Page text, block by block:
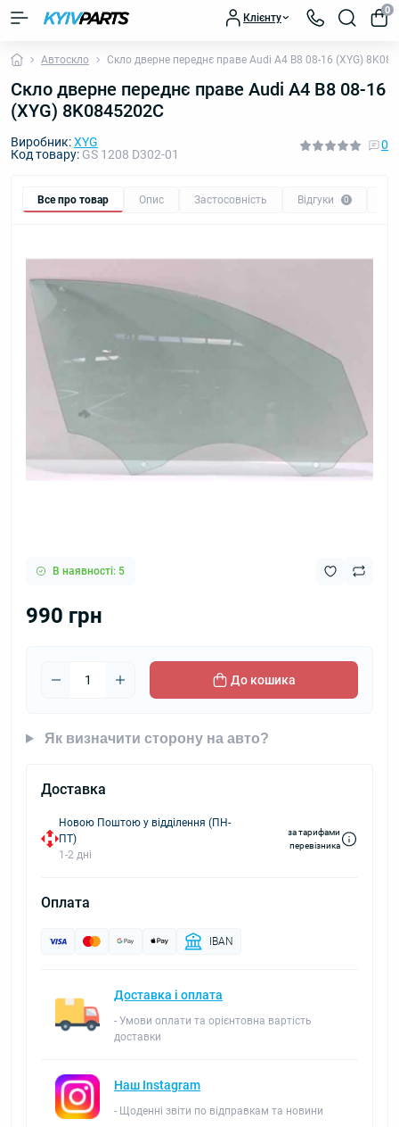
Клієнту
0
Автоскло Скло дверне переднє праве Audi A4 B8 08-16 (XYG)
Скло дверне переднє праве Audi A4 B8 08-16
(XYG) 8K0845202C
Виробник:XYG
Код товару: GS 1208 D302-01
0
Все про товар Опис Застосовність Відгуки 0
В наявності: 5
990 грн
До кошика
Як визначити сторону на авто?
Доставка
Новою Поштою у відділення (ПН-
ПТ)
1-2 дні
за тарифами
перевізника
Оплата
IBAN
Доставка і оплата
- Умови оплати та орієнтовна вартість
доставки
Наш Instagram
- Щоденні звіти по відправкам та новини